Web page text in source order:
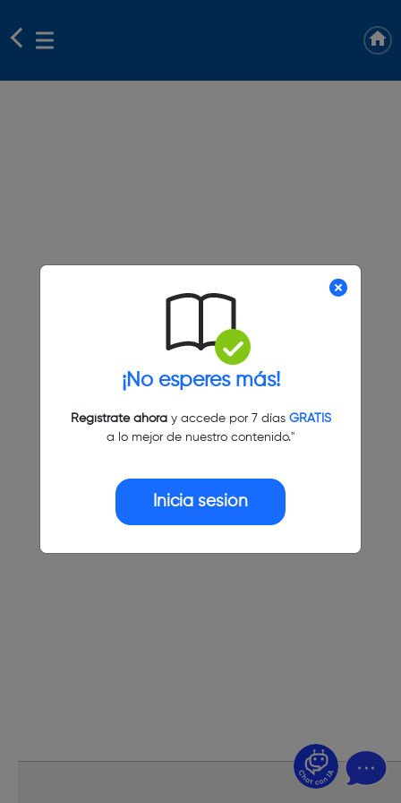
¡No esperes más!
Regístrate ahoray accede por 7 días GRATIS
a lo mejor de nuestro contenido."
Inicia sesión